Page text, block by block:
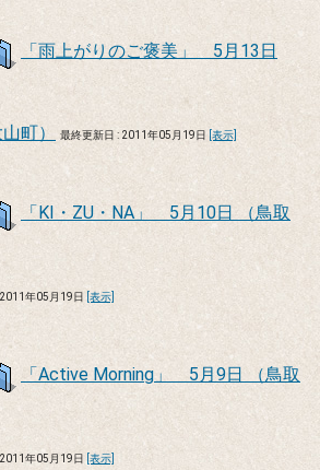
「雨上がりのご褒美」 5月13日
町） 最終更新日 : 2011年05月19日 [表示]
「KI・ZU・NA」 5月10日 （鳥取
年05月19日 [表示]
「Active Morning」 5月9日 （鳥取
年05月19日 [表示]